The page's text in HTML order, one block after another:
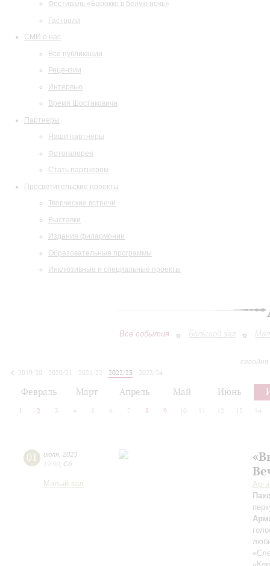
Фестиваль «Барокко в белую ночь»
Гастроли
СМИ о нас
Все публикации
Рецензии
Интервью
Время Шостаковича
Партнеры
Наши партнеры
Фотогалерея
Стать партнером
Просветительские проекты
Творческие встречи
Выставки
Издания филармонии
Образовательные программы
Инклюзивные и специальные проекты
Все события Большой зал
2019/20
2020/21 2021/22 2022/23
2023/24
Февраль Март Апрель Май Июнь
1 2 3 4 5 6 7 8 9 10 12 13 14
01 июля 2023
19:00 Сб
Малый зал